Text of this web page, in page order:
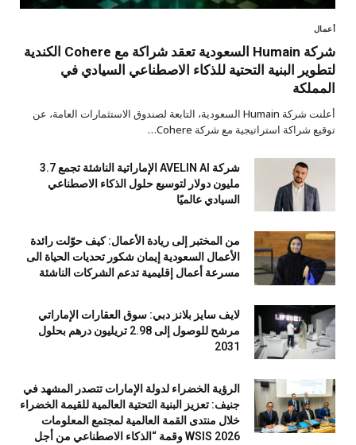
أعمال
شركة Humain السعودية تعقد شراكة مع Cohere الكندية
لتطوير البنية التحتية للذكاء الاصطناعي السيادي في
المملكة
أعلنت شركة Humain السعودية، التابعة لصندوق الاستثمارات العامة، عن
توقيع شراكة استراتيجية مع شركة Cohere…
شركة AVELIN AI الإماراتية الناشئة تجمع 3.7
مليون دولار لتوسيع حلول الذكاء الاصطناعي
السيادي عالميًا
من المختبر إلى ريادة الأعمال: كيف حوّلت رائدة
الأعمال السعودية إيمان شكور تحديات الحياة الى
مسرعة أعمال إقليمية تدعم الشركات الناشئة
لايف سايز بلانز دبي: سوق العقارات الإماراتي
مرشح للوصول إلى 2.98 تريليون درهم بحلول
2031
الرؤية الخضراء لدولة الإمارات تتصدر المشهد في
جنيف: تعزيز البنية التحتية العالمية للقيمة الخضراء
خلال منتدى القمة العالمية لمجتمع المعلومات
WSIS 2026 وقمة “الذكاء الاصطناعي من أجل